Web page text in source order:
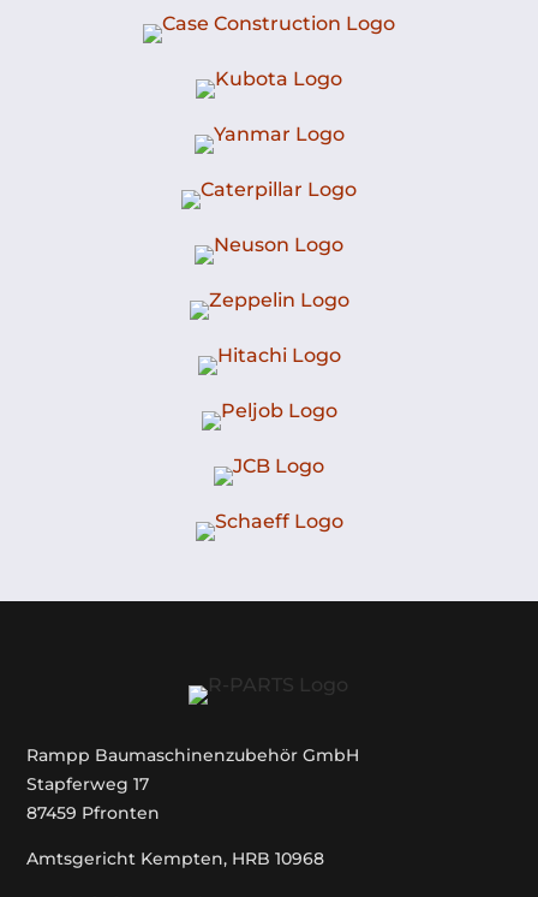
Rampp Baumaschinenzubehör GmbH
Stapferweg 17
87459 Pfronten
Amtsgericht Kempten, HRB 10968